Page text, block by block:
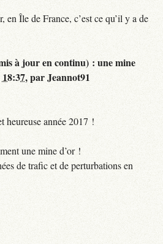
en Île de France, c’est ce qu’il y a de
à jour en continu) : une mine
,parJeannot91
heureuse année 2017 !
une mine d’or !
de trafic et de perturbations en